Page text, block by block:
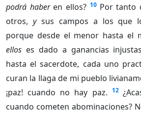
podrá haberen ellos? 10 Por tanto
otros, ysus campos a los que
porque desde el menor hasta el
ellos es dado a ganancias
hasta el sacerdote, cada uno
curan la llaga de mi pueblo
¡paz! cuando no hay paz. 12
cuando cometen abominaciones?